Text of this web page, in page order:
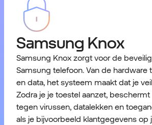
Samsung Knox
Samsung Knox zorgt voor de
Samsung telefoon. Van de hardware
en data, het systeem maakt dat je
Zodra je je toestel aanzet,
tegen virussen, datalekken en
als je bijvoorbeeld klantgegevens op